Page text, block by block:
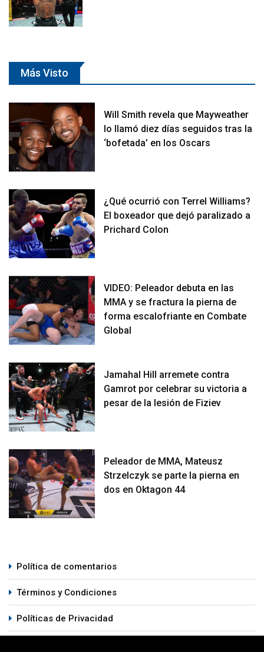
Más Visto
Will Smith revela que Mayweather
lo llamó diez días seguidos tras la
‘bofetada’ en los Oscars
¿Qué ocurrió con Terrel Williams?
El boxeador que dejó paralizado a
Prichard Colon
VIDEO: Peleador debuta en las
MMA y se fractura la pierna de
forma escalofriante en Combate
Global
Jamahal Hill arremete contra
Gamrot por celebrar su victoria a
pesar de la lesión de Fiziev
Peleador de MMA, Mateusz
Strzelczyk se parte la pierna en
dos en Oktagon 44
Política de comentarios
Términos y Condiciones
Políticas de Privacidad